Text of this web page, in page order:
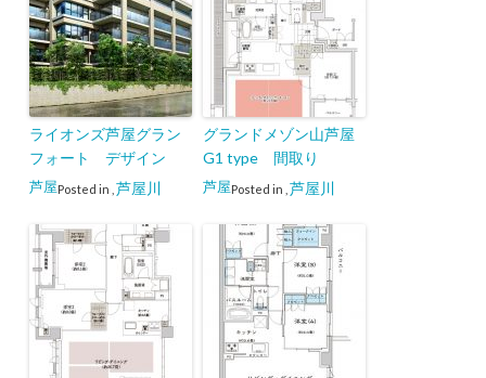
ライオンズ芦屋グラン
フォート デザイン
Posted in
芦屋 芦屋川
グランドメゾン山芦屋
G1 type 間取り
Posted in
芦屋 芦屋川